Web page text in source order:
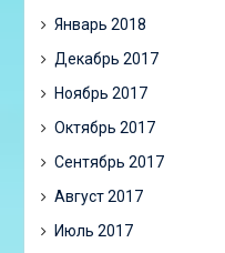
Январь 2018
Декабрь 2017
Ноябрь 2017
Октябрь 2017
Сентябрь 2017
Август 2017
Июль 2017